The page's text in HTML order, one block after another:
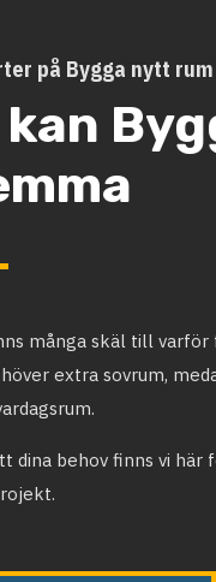
på Bygga nytt
kan
många skäl till varför
extra sovrum,
dina behov finns vi